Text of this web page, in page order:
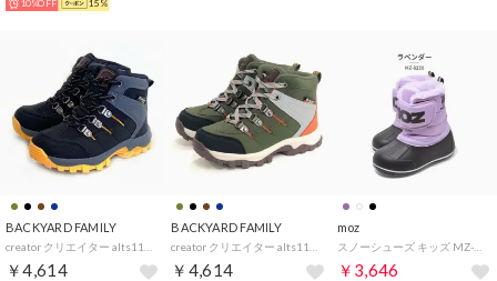
10%OFF 15%
BACKYARD FAMILY
creator クリエイター alts110j trekking shoes jr （ALTS120J.BlackxMustard）
￥4,614
BACKYARD FAMILY
creator クリエイター alts110j trekking shoes jr （ALTS120J.Khaki）
￥4,614
moz
スノーシューズ キッズ MZ-8230 防寒 ボア ブーツ （パープル）
￥3,646